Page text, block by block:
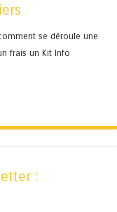
se déroule une
frais un Kit Info
: